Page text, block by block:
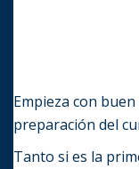
Empieza con
preparación del
Tanto si es la